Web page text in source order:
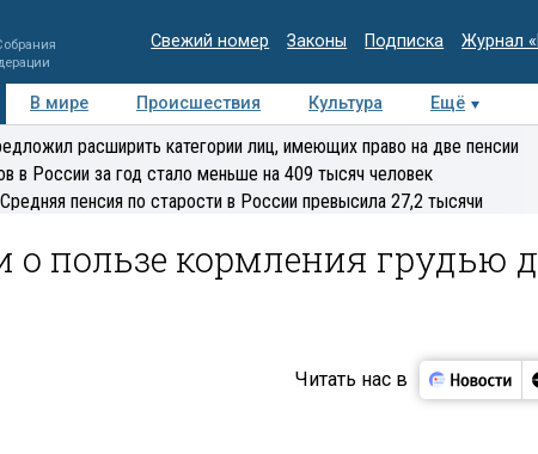
Свежий номер Законы Подписка Журнал
В мире Происшествия Культура Ещё
Медиацентр Интервью Колумнисты
расширить категории лиц, имеющих право на две пенсии
в России за год стало меньше на 409 тысяч человек
пенсия по старости в России превысила 27,2 тысячи
о пользе кормления грудью
Читать нас в